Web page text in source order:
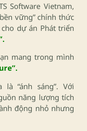
Software Vietnam,
vững” chính thức
dự án Phát triển
mang trong mình
“ánh sáng”. Với
năng lượng tích
động nhỏ nhưng